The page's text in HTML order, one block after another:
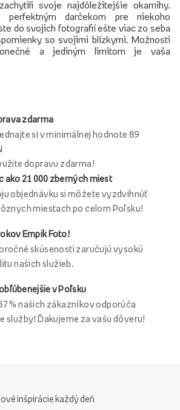
svoje najdôležitejšie okamihy.
darčekom pre niekoho
do svojich fotografií ešte viac zo seba
so svojimi blízkymi. Možnosti
a jediným limitom je vaša
zdarma
si v minimálnej hodnote 89
dopravu zdarma!
ako 21 000 zberných miest
objednávku si môžete vyzdvihnúť
miestach po celom Poľsku!
Empik Foto!
skúsenosti zaručujú vysokú
našich služieb.
v Poľsku
% našich zákazníkov odporúča
služby! Ďakujeme za vašu dôveru!
inšpirácie každý deň